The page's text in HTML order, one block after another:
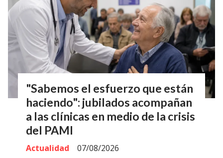
"Sabemos el esfuerzo que están
haciendo": jubilados acompañan
a las clínicas en medio de la crisis
del PAMI
Actualidad
07/08/2026